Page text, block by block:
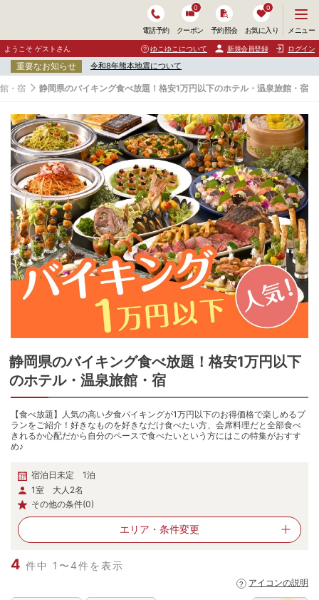
電話予約 クーポン
0
予約照会 お気に入り
0
ニ
ュ
ー
開
く
メニュー
ようこそ ゲストさん ゆこゆこについて 新規会員登録 ログイン
重要なお知らせ 令和8年熊本地震について
・宿 静岡県のバイキング食べ放題！格安1万円以下のホテル・温泉旅館・宿
静
岡
県
静岡県のバイキング食べ放題！格安1万円以下
のホテル・温泉旅館・宿
【食べ放題】人気の高い夕食バイキングが1万円以下のお得価格で楽しめるプ
ランをご紹介！好きなものを好きなだけ食べたい方、会席料理だと全部食べ
きれるか心配だから自分のペースで食べたいという方にはこの特集がおすす
め♪
宿泊日未定 1泊
1室 大人2名
その他の条件(0)
エリア・ 条件変更
4 件中 1〜4件を表示
アイコンの説明